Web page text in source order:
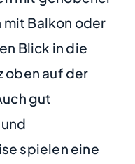
Balkon oder
Blick in die
oben auf der
gut
spielen eine